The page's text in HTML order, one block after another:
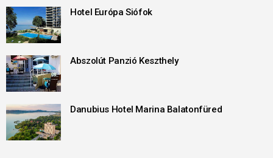
Hotel Európa Siófok
Abszolút Panzió Keszthely
Danubius Hotel Marina Balatonfüred